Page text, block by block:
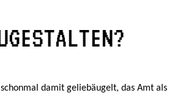
damit geliebäugelt, das Amt